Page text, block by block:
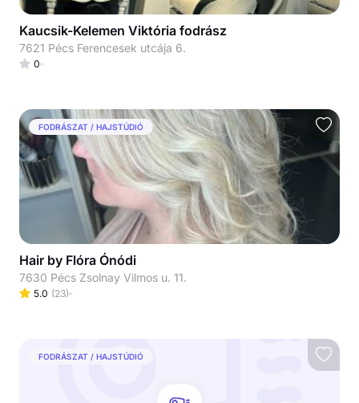
Kaucsik-Kelemen Viktória fodrász
7621 Pécs Ferencesek utcája 6.
0
FODRÁSZAT / HAJSTÚDIÓ
Hair by Flóra Ónódi
7630 Pécs Zsolnay Vilmos u. 11.
5.0 (23)
FODRÁSZAT / HAJSTÚDIÓ